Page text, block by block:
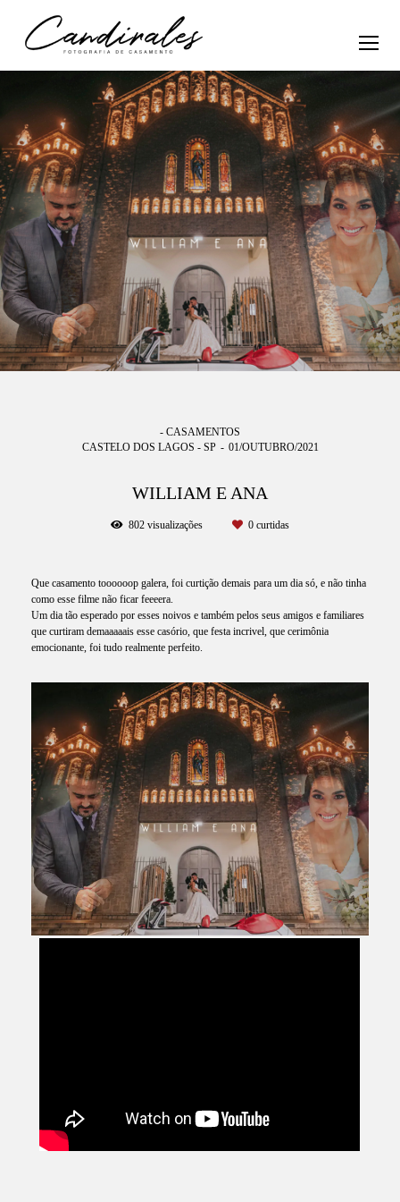
- CASAMENTOS
CASTELO DOS LAGOS - SP
01/OUTUBRO/2021
WILLIAM E ANA
802 visualizações 0 curtidas
Que casamento toooooop galera, foi curtição demais para um dia só, e não tinha
como esse filme não ficar feeeera.
Um dia tão esperado por esses noivos e também pelos seus amigos e familiares
que curtiram demaaaaais esse casório, que festa incrivel, que cerimônia
emocionante, foi tudo realmente perfeito.